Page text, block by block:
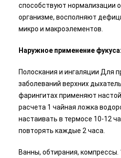
способствуют нормализации
организме, восполняют
микро и макроэлементов.
Наружное применение фукуса:
Полоскания и ингаляции Для
заболеваний верхних
фарингитах применяют
расчета 1 чайная ложка
настаивать в термосе 10-12
повторять каждые 2 часа.
Ванны, обтирания, компрессы.